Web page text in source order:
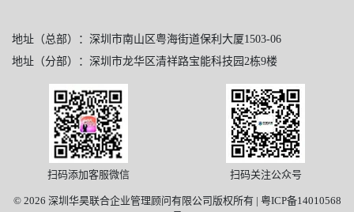
地址（总部）：深圳市南山区粤海街道保利大厦1503-06
地址（分部）：深圳市龙华区清祥路宝能科技园2栋9楼
扫码添加客服微信 扫码关注公众号
© 2026 深圳华昊联合企业管理顾问有限公司版权所有 | 粤ICP备14010568